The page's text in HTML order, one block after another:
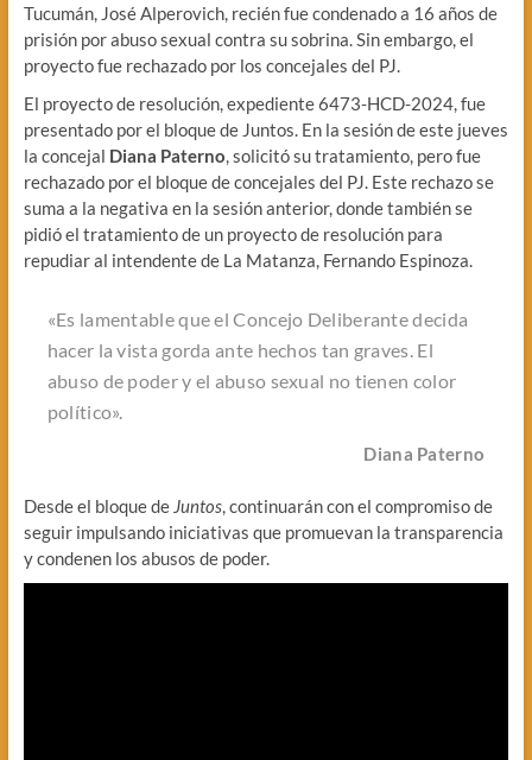
Tucumán, José Alperovich, recién fue condenado a 16 años de
prisión por abuso sexual contra su sobrina. Sin embargo, el
proyecto fue rechazado por los concejales del PJ.
El proyecto de resolución, expediente 6473-HCD-2024, fue
presentado por el bloque de Juntos. En la sesión de este jueves
la concejal Diana Paterno, solicitó su tratamiento, pero fue
rechazado por el bloque de concejales del PJ. Este rechazo se
suma a la negativa en la sesión anterior, donde también se
pidió el tratamiento de un proyecto de resolución para
repudiar al intendente de La Matanza, Fernando Espinoza.
«Es lamentable que el Concejo Deliberante decida
hacer la vista gorda ante hechos tan graves. El
abuso de poder y el abuso sexual no tienen color
político».
Diana Paterno
Desde el bloque de Juntos, continuarán con el compromiso de
seguir impulsando iniciativas que promuevan la transparencia
y condenen los abusos de poder.